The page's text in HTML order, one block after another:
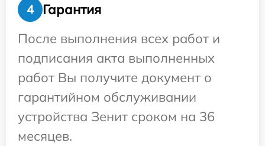
4
Гарантия
После выполнения всех работ и
подписания акта выполненных
работ Вы получите документ о
гарантийном обслуживании
устройства Зенит сроком на 36
месяцев.